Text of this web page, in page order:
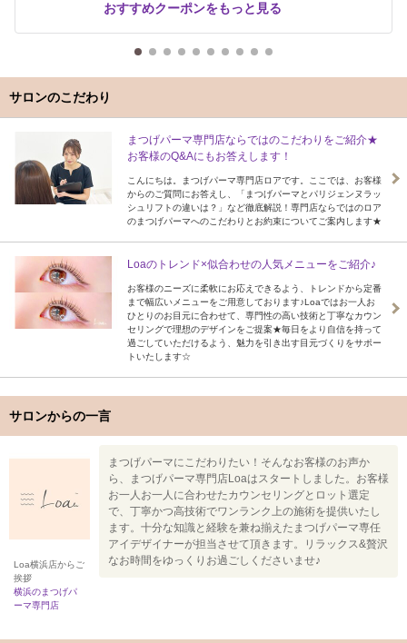
おすすめクーポンをもっと見る
サロンのこだわり
まつげパーマ専門店ならではのこだわりをご紹介★
お客様のQ&Aにもお答えします！
こんにちは。まつげパーマ専門店ロアです。ここでは、お客様
からのご質問にお答えし、「まつげパーマとパリジェンヌラッ
シュリフトの違いは？」など徹底解説！専門店ならではのロア
のまつげパーマへのこだわりとお約束についてご案内します★
Loaのトレンド×似合わせの人気メニューをご紹介♪
お客様のニーズに柔軟にお応えできるよう、トレンドから定番
まで幅広いメニューをご用意しております♪Loaではお一人お
ひとりのお目元に合わせて、専門性の高い技術と丁寧なカウン
セリングで理想のデザインをご提案★毎日をより自信を持って
過ごしていただけるよう、魅力を引き出す目元づくりをサポー
トいたします☆
サロンからの一言
Loa横浜店からご
挨拶
横浜のまつげパ
ーマ専門店
まつげパーマにこだわりたい！そんなお客様のお声か
ら、まつげパーマ専門店Loaはスタートしました。お客様
お一人お一人に合わせたカウンセリングとロット選定
で、丁寧かつ高技術でワンランク上の施術を提供いたし
ます。十分な知識と経験を兼ね揃えたまつげパーマ専任
アイデザイナーが担当させて頂きます。リラックス&贅沢
なお時間をゆっくりお過ごしくださいませ♪